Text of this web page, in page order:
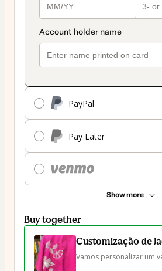
PayPal
Pay Later
Show more
Buy together
Customização de
Vamos personalizar um